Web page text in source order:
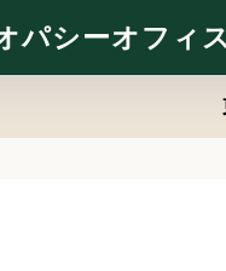
パシーオフィス